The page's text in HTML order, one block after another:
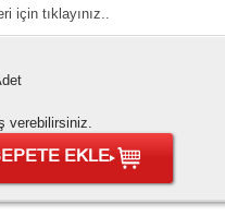
için tıklayınız..
verebilirsiniz.
EKLE